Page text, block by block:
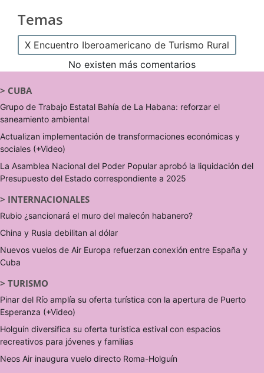
Temas
X Encuentro Iberoamericano de Turismo Rural
No existen más comentarios
> CUBA
Grupo de Trabajo Estatal Bahía de La Habana: reforzar el
saneamiento ambiental
Actualizan implementación de transformaciones económicas y
sociales (+Video)
La Asamblea Nacional del Poder Popular aprobó la liquidación del
Presupuesto del Estado correspondiente a 2025
> INTERNACIONALES
Rubio ¿sancionará el muro del malecón habanero?
China y Rusia debilitan al dólar
Nuevos vuelos de Air Europa refuerzan conexión entre España y
Cuba
> TURISMO
Pinar del Río amplía su oferta turística con la apertura de Puerto
Esperanza (+Video)
Holguín diversifica su oferta turística estival con espacios
recreativos para jóvenes y familias
Neos Air inaugura vuelo directo Roma-Holguín